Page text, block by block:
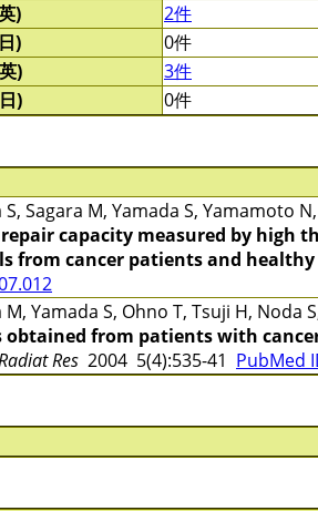
)
2件
)
0件
)
3件
)
0件
Sagara M, Yamada S, Yamamoto
repair capacity measured by high
from cancer patients and
Yamada S, Ohno T, Tsuji H, Noda
from patients with
Res 2004 5(4):535-41 PubMed